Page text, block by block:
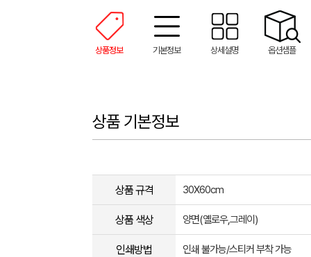
상품정보 기본정보 상세설명 옵션샘플
상품 기본정보
상품 규격 30X60cm
상품 색상 양면(옐로우,그레이)
인쇄방법 인쇄 불가능/스티커 부착 가능